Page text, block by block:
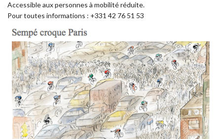
Accessible aux personnes à mobilité réduite.
Pour toutes informations : +331 42 76 51 53